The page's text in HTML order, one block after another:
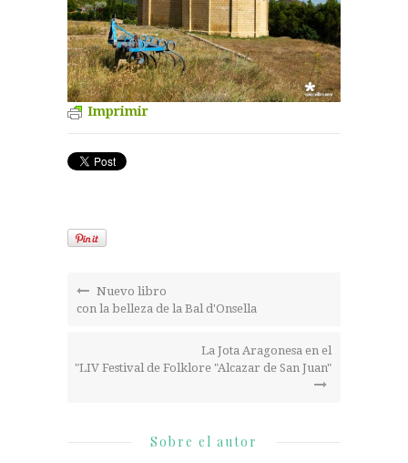
Imprimir
Nuevo libro
con la belleza de la Bal d'Onsella
La Jota Aragonesa en el
"LIV Festival de Folklore "Alcazar de San Juan"
Sobre el autor